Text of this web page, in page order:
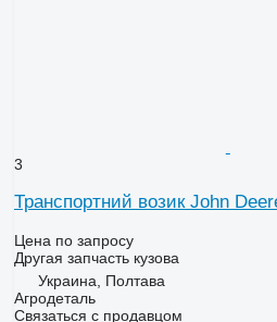
3
Транспортний возик John
Цена по запросу
Другая запчасть кузова
Украина, Полтава
Агродеталь
Связаться с продавцом